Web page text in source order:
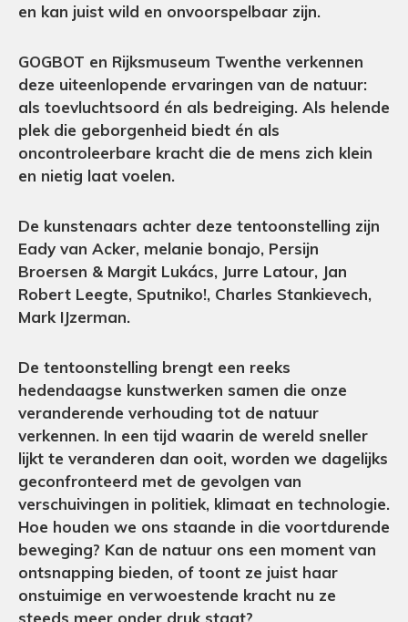
en kan juist wild en onvoorspelbaar zijn.
GOGBOT en Rijksmuseum Twenthe verkennen
deze uiteenlopende ervaringen van de natuur:
als toevluchtsoord én als bedreiging. Als helende
plek die geborgenheid biedt én als
oncontroleerbare kracht die de mens zich klein
en nietig laat voelen.
De kunstenaars achter deze tentoonstelling zijn
Eady van Acker, melanie bonajo, Persijn
Broersen & Margit Lukács, Jurre Latour, Jan
Robert Leegte, Sputniko!, Charles Stankievech,
Mark IJzerman.
De tentoonstelling brengt een reeks
hedendaagse kunstwerken samen die onze
veranderende verhouding tot de natuur
verkennen. In een tijd waarin de wereld sneller
lijkt te veranderen dan ooit, worden we dagelijks
geconfronteerd met de gevolgen van
verschuivingen in politiek, klimaat en technologie.
Hoe houden we ons staande in die voortdurende
beweging? Kan de natuur ons een moment van
ontsnapping bieden, of toont ze juist haar
onstuimige en verwoestende kracht nu ze
steeds meer onder druk staat?